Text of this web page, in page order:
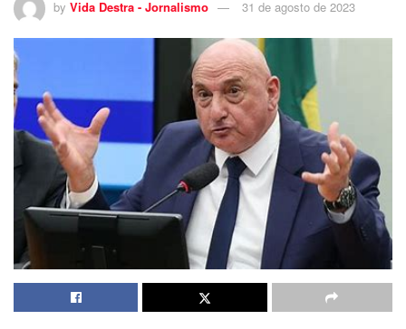
by Vida Destra - Jornalismo 31 de agosto de 2023